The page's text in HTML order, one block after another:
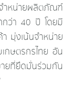
ำหน่ายผลิตภัณฑ์
กว่า 40 ปี โดยมี
มุ่งเน้นจำหน่าย
ษตรกรไทย อัน
ยที่ยึดมั่นร่วมกัน